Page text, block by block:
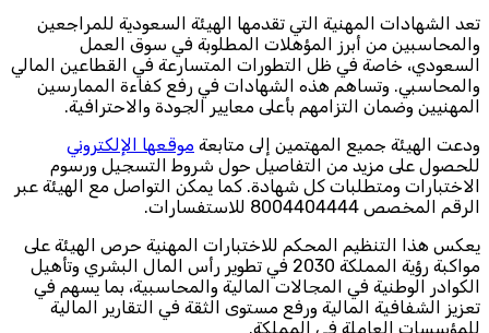
تعد الشهادات المهنية التي تقدمها الهيئة السعودية للمراجعين
والمحاسبين من أبرز المؤهلات المطلوبة في سوق العمل
السعودي، خاصة في ظل التطورات المتسارعة في القطاعين المالي
والمحاسبي. وتساهم هذه الشهادات في رفع كفاءة الممارسين
المهنيين وضمان التزامهم بأعلى معايير الجودة والاحترافية.
ودعت الهيئة جميع المهتمين إلى متابعة موقعها الإلكتروني
للحصول على مزيد من التفاصيل حول شروط التسجيل ورسوم
الاختبارات ومتطلبات كل شهادة. كما يمكن التواصل مع الهيئة عبر
الرقم المخصص 8004404444 للاستفسارات.
يعكس هذا التنظيم المحكم للاختبارات المهنية حرص الهيئة على
مواكبة رؤية المملكة 2030 في تطوير رأس المال البشري وتأهيل
الكوادر الوطنية في المجالات المالية والمحاسبية، بما يسهم في
تعزيز الشفافية المالية ورفع مستوى الثقة في التقارير المالية
للمؤسسات العاملة في المملكة.